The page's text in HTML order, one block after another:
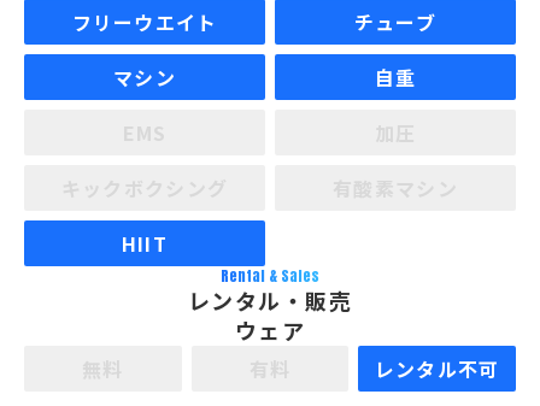
フリーウエイト
チューブ
マシン
自重
HIIT
Rental & Sales
レンタル・販売
ウェア
レンタル不可